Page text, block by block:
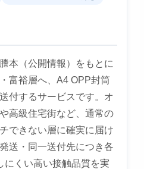
本（公開情報）をもとに
富裕層へ、A4 OPP封筒
付するサービスです。オ
高級住宅街など、通常の
できない層に確実に届け
送・同一送付先につき各
にくい高い接触品質を実